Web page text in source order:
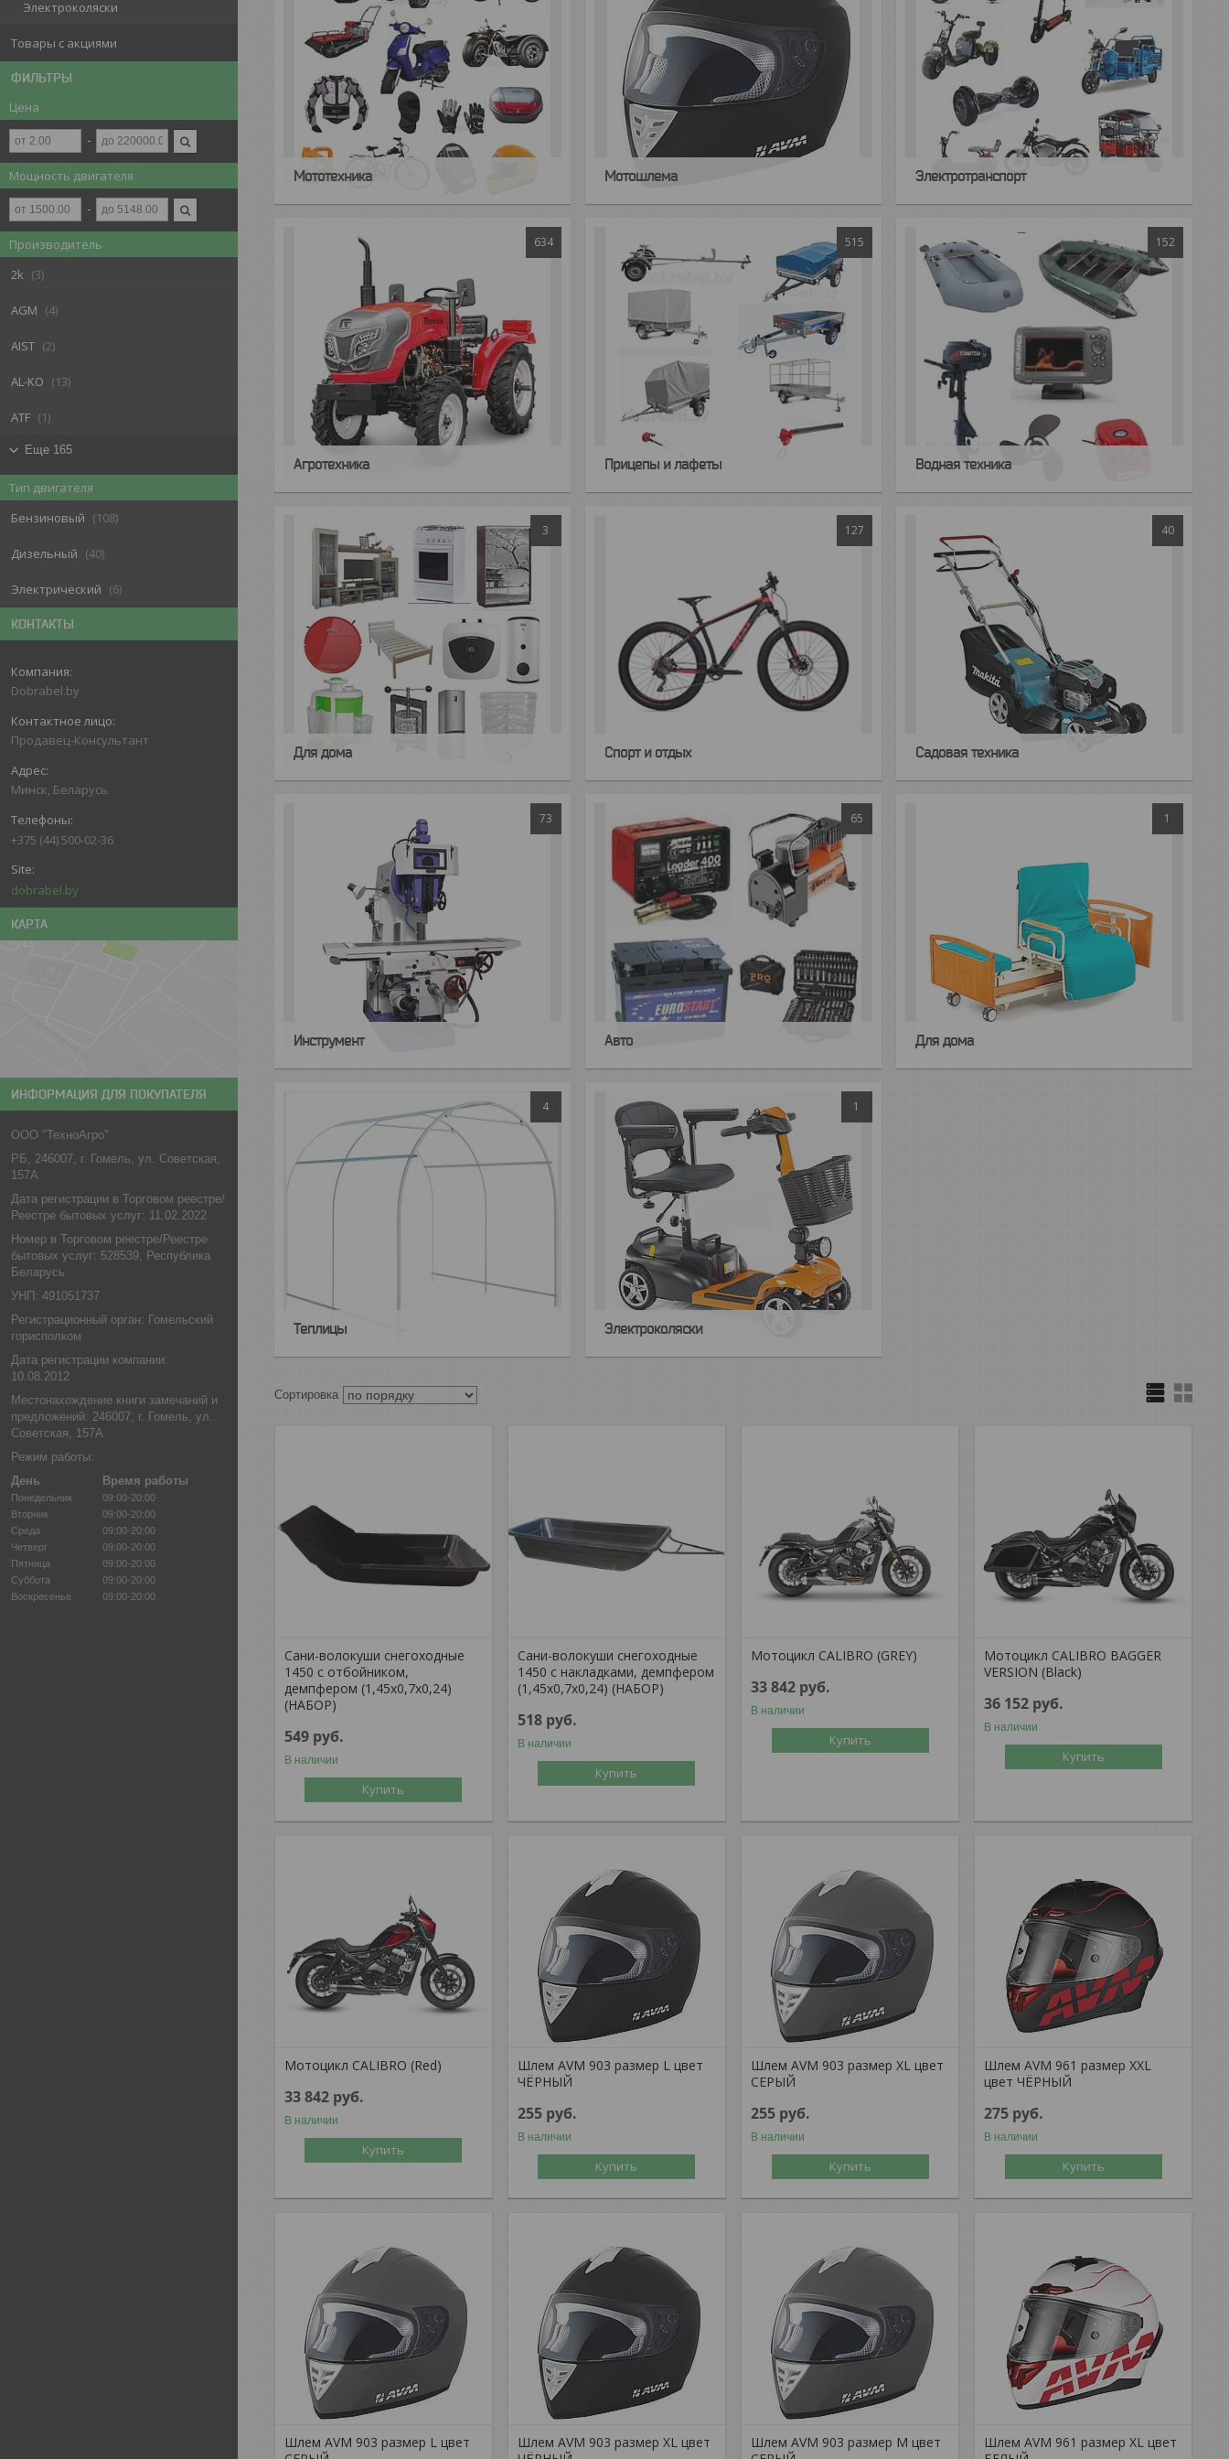
Электроколяски
Товары с акциями
ФИЛЬТРЫ
Цена
Мощность двигателя
Производитель
2k
3
AGM 4
AIST 2
AL-KO 13
ATF 1
Еще 165
Тип двигателя
Бензиновый
108
Дизельный 40
Электрический 6
КОНТАКТЫ
Dobrabel.by
Продавец-Консультант
Минск, Беларусь
+375 (44) 500-02-36
dobrabel.by
КАРТА
ИНФОРМАЦИЯ ДЛЯ ПОКУПАТЕЛЯ
ООО "ТехноАгро"
РБ, 246007, г. Гомель, ул. Советская,
157А
Дата регистрации в Торговом реестре/
Реестре бытовых услуг: 11.02.2022
Номер в Торговом реестре/Реестре
бытовых услуг: 528539, Республика
Беларусь
УНП: 491051737
Регистрационный орган: Гомельский
горисполком
Дата регистрации компании:
10.08.2012
Местонахождение книги замечаний и
предложений: 246007, г. Гомель, ул.
Советская, 157А
Режим работы:
День
Время работы
Понедельник
09:00-20:00
Вторник
09:00-20:00
Среда
09:00-20:00
Четверг
09:00-20:00
Пятница
09:00-20:00
Суббота
09:00-20:00
Воскресенье
09:00-20:00
Мототехника Мотошлема Электротранспорт
634
Агротехника
515
Прицепы и лафеты
152
Водная техника
3
Для дома
127
Спорт и отдых
40
Садовая техника
73
Инструмент
65
Авто
1
Для дома
4
Теплицы
1
Электроколяски
Сани-волокуши снегоходные
1450 с отбойником,
демпфером (1,45х0,7х0,24)
(НАБОР)
549 руб.
В наличии
Купить
Сани-волокуши снегоходные
1450 с накладками, демпфером
(1,45х0,7х0,24) (НАБОР)
518 руб.
В наличии
Купить
Мотоцикл CALIBRO (GREY)
33 842 руб.
В наличии
Купить
Мотоцикл CALIBRO BAGGER
VERSION (Black)
36 152 руб.
В наличии
Купить
Мотоцикл CALIBRO (Red)
33 842 руб.
В наличии
Купить
Шлем AVM 903 размер L цвет
ЧЁРНЫЙ
255 руб.
В наличии
Купить
Шлем AVM 903 размер XL цвет
СЕРЫЙ
255 руб.
В наличии
Купить
Шлем AVM 961 размер XХL
цвет ЧЁРНЫЙ
275 руб.
В наличии
Купить
Шлем AVM 903 размер L цвет
Шлем AVM 903 размер XL цвет
Шлем AVM 903 размер М цвет
Шлем AVM 961 размер XL цвет